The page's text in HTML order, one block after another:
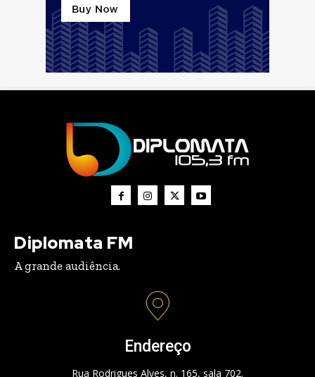
Diplomata FM
A grande audiência.
Endereço
Rua Rodrigues Alves, n. 165, sala 702.